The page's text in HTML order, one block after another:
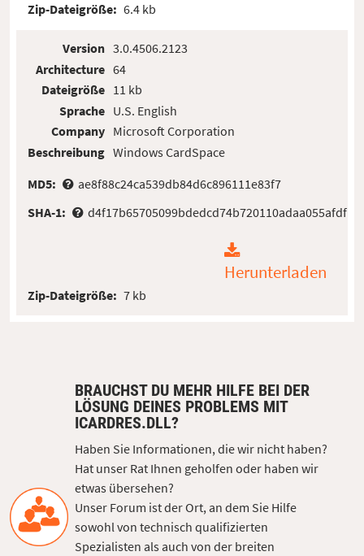
Zip-Dateigröße: 6.4 kb
Version
Architecture
Dateigröße
Sprache
Company
Beschreibung
3.0.4506.2123
64
11 kb
U.S. English
Microsoft Corporation
Windows CardSpace
MD5:
ae8f88c24ca539db84d6c896111e83f7
SHA-1:
d4f17b65705099bdedcd74b720110adaa055afdf
Herunterladen
Zip-Dateigröße: 7 kb
BRAUCHST DU MEHR HILFE BEI DER
LÖSUNG DEINES PROBLEMS MIT
ICARDRES.DLL?
Haben Sie Informationen, die wir nicht haben?
Hat unser Rat Ihnen geholfen oder haben wir
etwas übersehen?
Unser Forum ist der Ort, an dem Sie Hilfe
sowohl von technisch qualifizierten
Spezialisten als auch von der breiten